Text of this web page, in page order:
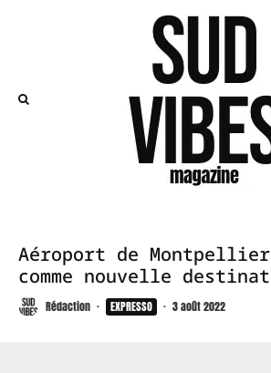
Aéroport de
comme nouvelle
Rédaction · EXPRESSO · 3 août 2022